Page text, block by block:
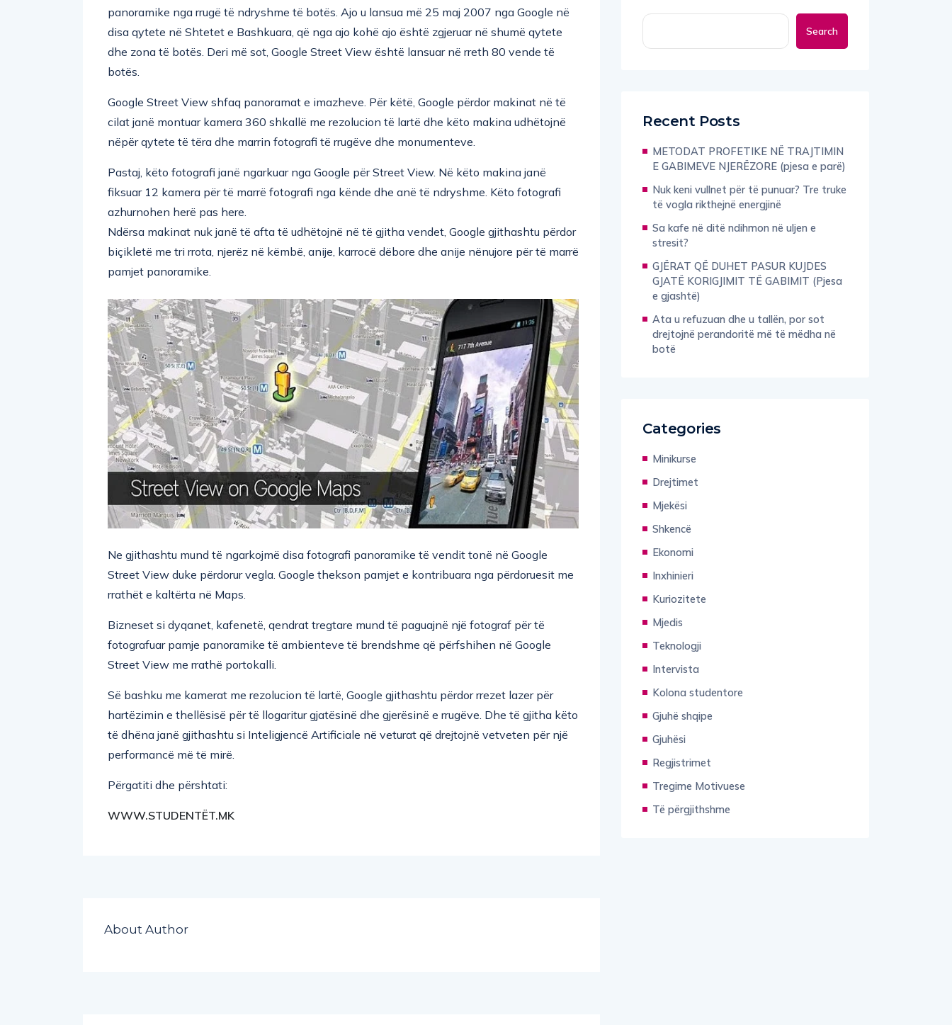
panoramike nga rrugë të ndryshme të botës. Ajo u lansua më 25 maj 2007 nga Google në
disa qytete në Shtetet e Bashkuara, që nga ajo kohë ajo është zgjeruar në shumë qytete
dhe zona të botës. Deri më sot, Google Street View është lansuar në rreth 80 vende të
botës.
Google Street View shfaq panoramat e imazheve. Për këtë, Google përdor makinat në të
cilat janë montuar kamera 360 shkallë me rezolucion të lartë dhe këto makina udhëtojnë
nëpër qytete të tëra dhe marrin fotografi të rrugëve dhe monumenteve.
Pastaj, këto fotografi janë ngarkuar nga Google për Street View. Në këto makina janë
fiksuar 12 kamera për të marrë fotografi nga kënde dhe anë të ndryshme. Këto fotografi
azhurnohen herë pas here.
Ndërsa makinat nuk janë të afta të udhëtojnë në të gjitha vendet, Google gjithashtu përdor
biçikletë me tri rrota, njerëz në këmbë, anije, karrocë dëbore dhe anije nënujore për të marrë
pamjet panoramike.
Ne gjithashtu mund të ngarkojmë disa fotografi panoramike të vendit tonë në Google
Street View duke përdorur vegla. Google thekson pamjet e kontribuara nga përdoruesit me
rrathët e kaltërta në Maps.
Bizneset si dyqanet, kafenetë, qendrat tregtare mund të paguajnë një fotograf për të
fotografuar pamje panoramike të ambienteve të brendshme që përfshihen në Google
Street View me rrathë portokalli.
Së bashku me kamerat me rezolucion të lartë, Google gjithashtu përdor rrezet lazer për
hartëzimin e thellësisë për të llogaritur gjatësinë dhe gjerësinë e rrugëve. Dhe të gjitha këto
të dhëna janë gjithashtu si Inteligjencë Artificiale në veturat që drejtojnë vetveten për një
performancë më të mirë.
Përgatiti dhe përshtati:
WWW.STUDENTËT.MK
About Author
Search
Recent Posts
METODAT PROFETIKE NË TRAJTIMIN
E GABIMEVE NJERËZORE (pjesa e parë)
Nuk keni vullnet për të punuar? Tre truke
të vogla rikthejnë energjinë
Sa kafe në ditë ndihmon në uljen e
stresit?
GJËRAT QË DUHET PASUR KUJDES
GJATË KORIGJIMIT TË GABIMIT (Pjesa
e gjashtë)
Ata u refuzuan dhe u tallën, por sot
drejtojnë perandoritë më të mëdha në
botë
Categories
Minikurse
Drejtimet
Mjekësi
Shkencë
Ekonomi
Inxhinieri
Kuriozitete
Mjedis
Teknologji
Intervista
Kolona studentore
Gjuhë shqipe
Gjuhësi
Regjistrimet
Tregime Motivuese
Të përgjithshme